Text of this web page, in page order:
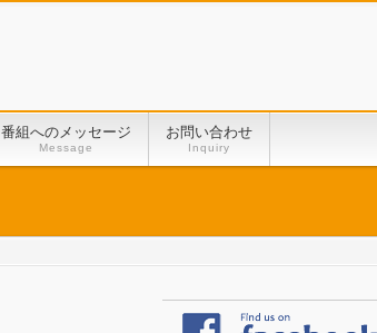
番組へのメッセージ
Message
お問い合わせ
Inquiry